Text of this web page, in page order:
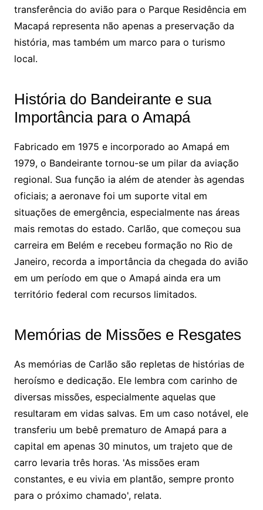
transferência do avião para o Parque Residência em
Macapá representa não apenas a preservação da
história, mas também um marco para o turismo
local.
História do Bandeirante e sua
Importância para o Amapá
Fabricado em 1975 e incorporado ao Amapá em
1979, o Bandeirante tornou-se um pilar da aviação
regional. Sua função ia além de atender às agendas
oficiais; a aeronave foi um suporte vital em
situações de emergência, especialmente nas áreas
mais remotas do estado. Carlão, que começou sua
carreira em Belém e recebeu formação no Rio de
Janeiro, recorda a importância da chegada do avião
em um período em que o Amapá ainda era um
território federal com recursos limitados.
Memórias de Missões e Resgates
As memórias de Carlão são repletas de histórias de
heroísmo e dedicação. Ele lembra com carinho de
diversas missões, especialmente aquelas que
resultaram em vidas salvas. Em um caso notável, ele
transferiu um bebê prematuro de Amapá para a
capital em apenas 30 minutos, um trajeto que de
carro levaria três horas. 'As missões eram
constantes, e eu vivia em plantão, sempre pronto
para o próximo chamado', relata.